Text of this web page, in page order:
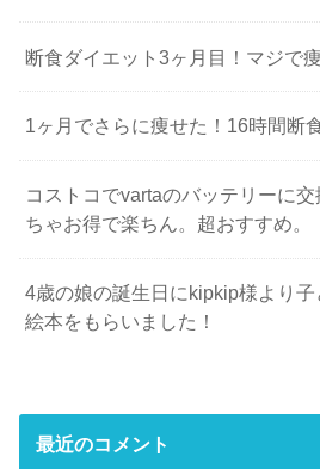
断食ダイエット3ヶ月目！マジで
1ヶ月でさらに痩せた！16時間断
コストコでvartaのバッテリーに
ちゃお得で楽ちん。超おすすめ。
4歳の娘の誕生日にkipkip様より
絵本をもらいました！
最近のコメント